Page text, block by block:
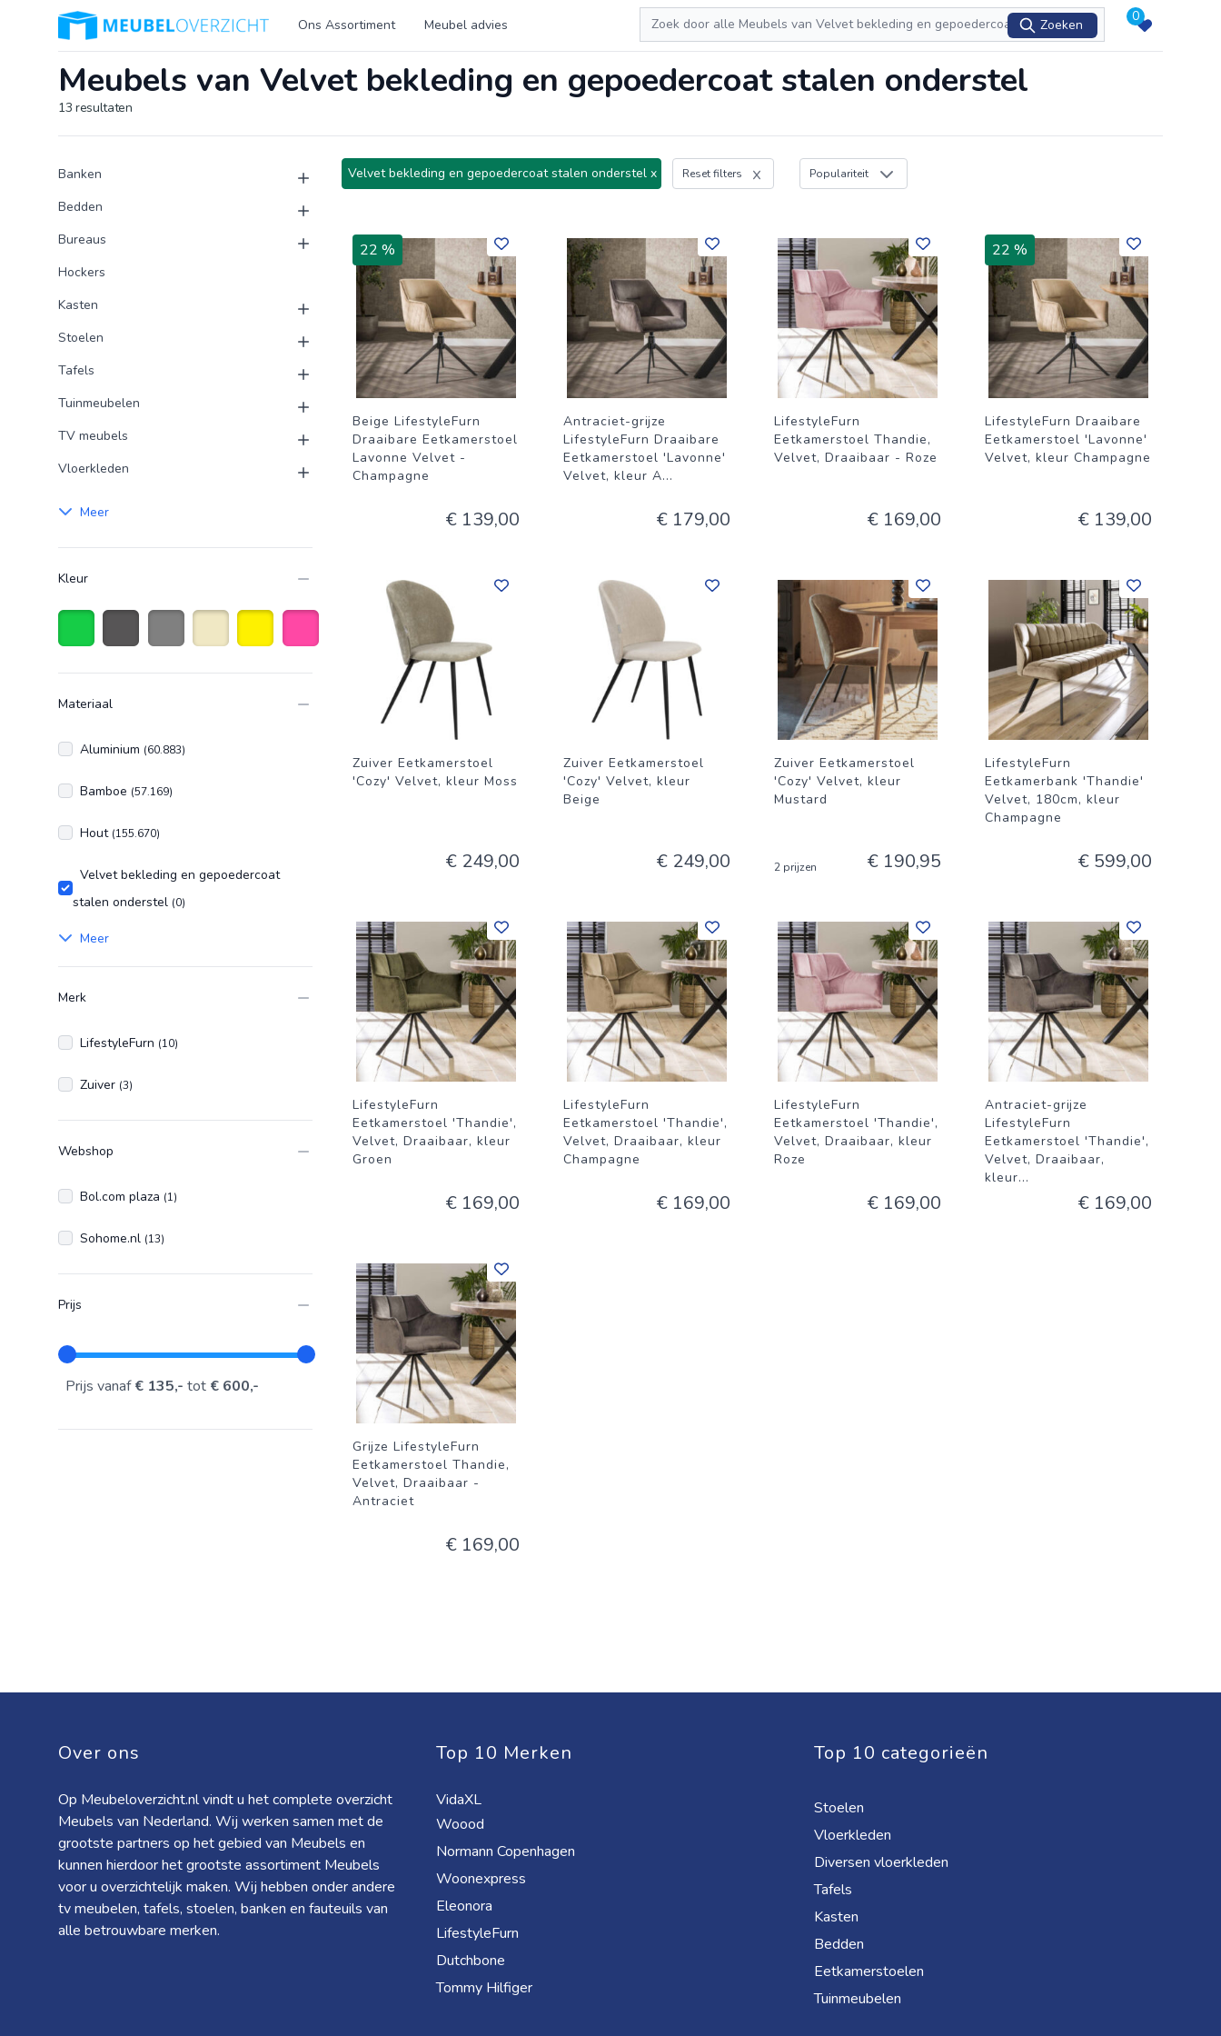
Logo Meubeloverzicht.nl Ons Assortiment Meubel advies
Zoeken
Zoeken
0
Meubels van Velvet bekleding en gepoedercoat stalen onderstel
13 resultaten
Producten
Product categorieën
Banken
Bedden
Bureaus
Hockers
Kasten
Stoelen
Tafels
Tuinmeubelen
TV meubels
Vloerkleden
Meer
Kleur
Materiaal
Aluminium (60.883)
Bamboe (57.169)
Hout (155.670)
Velvet bekleding en gepoedercoat
stalen onderstel (0)
Meer
Merk
LifestyleFurn (10)
Zuiver (3)
Webshop
Bol.com plaza (1)
Sohome.nl (13)
Prijs
Prijs vanaf€ 135,- tot € 600,-
Velvet bekleding en gepoedercoat stalen onderstel x Reset filters Populariteit
22 %
Beige LifestyleFurn
Draaibare Eetkamerstoel
Lavonne Velvet -
Champagne
€ 139,00
Antraciet-grijze
LifestyleFurn Draaibare
Eetkamerstoel 'Lavonne'
Velvet, kleur A...
€ 179,00
LifestyleFurn
Eetkamerstoel Thandie,
Velvet, Draaibaar - Roze
€ 169,00
22 %
LifestyleFurn Draaibare
Eetkamerstoel 'Lavonne'
Velvet, kleur Champagne
€ 139,00
Zuiver Eetkamerstoel
'Cozy' Velvet, kleur Moss
€ 249,00
Zuiver Eetkamerstoel
'Cozy' Velvet, kleur
Beige
€ 249,00
Zuiver Eetkamerstoel
'Cozy' Velvet, kleur
Mustard
2 prijzen € 190,95
LifestyleFurn
Eetkamerbank 'Thandie'
Velvet, 180cm, kleur
Champagne
€ 599,00
LifestyleFurn
Eetkamerstoel 'Thandie',
Velvet, Draaibaar, kleur
Groen
€ 169,00
LifestyleFurn
Eetkamerstoel 'Thandie',
Velvet, Draaibaar, kleur
Champagne
€ 169,00
LifestyleFurn
Eetkamerstoel 'Thandie',
Velvet, Draaibaar, kleur
Roze
€ 169,00
Antraciet-grijze
LifestyleFurn
Eetkamerstoel 'Thandie',
Velvet, Draaibaar,
kleur...
€ 169,00
Grijze LifestyleFurn
Eetkamerstoel Thandie,
Velvet, Draaibaar -
Antraciet
€ 169,00
Over ons
Op Meubeloverzicht.nl vindt u het complete overzicht
Meubels van Nederland. Wij werken samen met de
grootste partners op het gebied van Meubels en
kunnen hierdoor het grootste assortiment Meubels
voor u overzichtelijk maken. Wij hebben onder andere
tv meubelen, tafels, stoelen, banken en fauteuils van
alle betrouwbare merken.
Top 10 Merken
VidaXL
Woood
Normann Copenhagen
Woonexpress
Eleonora
LifestyleFurn
Dutchbone
Tommy Hilfiger
Top 10 categorieën
Stoelen
Vloerkleden
Diversen vloerkleden
Tafels
Kasten
Bedden
Eetkamerstoelen
Tuinmeubelen